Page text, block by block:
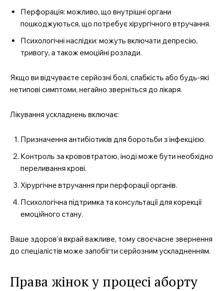
Перфорація: можливо, що внутрішні органи
пошкоджуються, що потребує хірургічного втручання.
Психологічні наслідки: можуть включати депресію,
тривогу, а також емоційні розлади.
Якщо ви відчуваєте серйозні болі, слабкість або будь-які
нетипові симптоми, негайно зверніться до лікаря.
Лікування ускладнень включає:
Призначення антибіотиків для боротьби з інфекцією.
Контроль за крововтратою, іноді може бути необхідно
переливання крові.
Хірургічне втручання при перфорації органів.
Психологічна підтримка та консультації для корекції
емоційного стану.
Ваше здоров’я вкрай важливе, тому своєчасне звернення
до спеціалістів може запобігти серйозним ускладненням.
Права жінок у процесі аборту